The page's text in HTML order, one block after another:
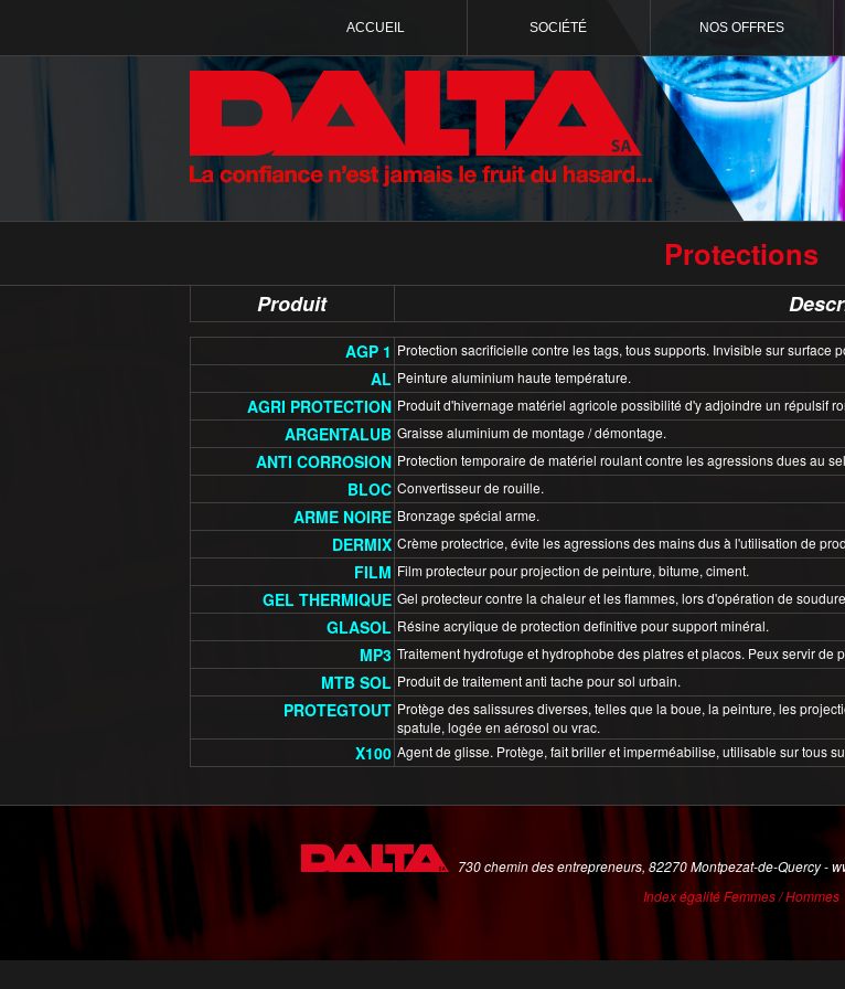
ACCUEIL SOCIÉTÉ NOS OFFRES
Protections
Produit
AGP 1 Protection sacrificielle contre les tags, tous supports. Invisible sur surface
AL Peinture aluminium haute température.
AGRI PROTECTION Produit d'hivernage matériel agricole possibilité d'y adjoindre un répulsif
ARGENTALUB Graisse aluminium de montage / démontage.
ANTI CORROSION Protection temporaire de matériel roulant contre les agressions dues au
BLOC Convertisseur de rouille.
ARME NOIRE Bronzage spécial arme.
DERMIX Crème protectrice, évite les agressions des mains dus à l'utilisation de
FILM Film protecteur pour projection de peinture, bitume, ciment.
GEL THERMIQUE Gel protecteur contre la chaleur et les flammes, lors d'opération de
GLASOL Résine acrylique de protection definitive pour support minéral.
MP3 Traitement hydrofuge et hydrophobe des platres et placos. Peux servir de
MTB SOL Produit de traitement anti tache pour sol urbain.
PROTEGTOUT Protège des salissures diverses, telles que la boue, la peinture, les
spatule, logée en aérosol ou vrac.
X100 Agent de glisse. Protège, fait briller et imperméabilise, utilisable sur tous
730 chemin des entrepreneurs, 82270 Montpezat-de-Quercy -
Index égalité Femmes / Hommes